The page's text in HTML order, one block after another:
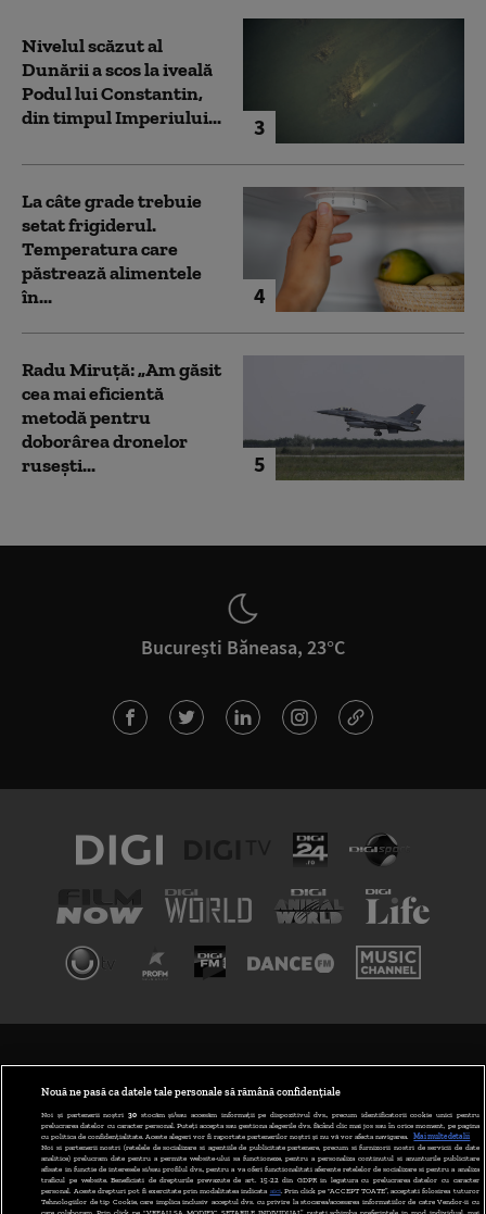
3
Nivelul scăzut al
Dunării a scos la iveală
Podul lui Constantin,
din timpul Imperiului...
4
La câte grade trebuie
setat frigiderul.
Temperatura care
păstrează alimentele
în...
5
Radu Miruță: „Am găsit
cea mai eficientă
metodă pentru
doborârea dronelor
rusești...
București Băneasa, 23°C
ABONARE DIGI TV
GESTIONAȚI PREFERINȚELE
CODUL DIGI24
Nouă ne pasă ca datele tale personale să rămână confidențiale
Noi și partenerii noștri 30stocăm și/sau accesăm informații pe dispozitivul dvs., precum identificatorii cookie unici pentru
prelucrarea datelor cu caracter personal. Puteți accepta sau gestiona alegerile dvs. făcând clic mai jos sau în orice moment, pe pagina
cu politica de confidențialitate. Aceste alegeri vor fi raportate partenerilor noștri și nu vă vor afecta navigarea.
Mai multe detalii
Noi si partenerii nostri (retelele de socializare si agentiile de publicitate partenere, precum si furnizorii nostri de servicii de date
analitice) prelucram date pentru a permite website-ului sa functioneze, pentru a personaliza continutul si anunturile publicitare
afisate in functie de interesele si/sau profilul dvs., pentru a va oferi functionalitati aferente retelelor de socializare si pentru a analiza
traficul pe website. Beneficiati de drepturile prevazute de art. 15-22 din GDPR in legatura cu prelucrarea datelor cu caracter
personal. Aceste drepturi pot fi exercitate prin modalitatea indicata aici. Prin click pe “ACCEPT TOATE”, acceptati folosirea tuturor
Tehnologiilor de tip Cookie, care implica inclusiv acceptul dvs. cu privire la stocarea/accesarea informatiilor de catre Vendor-ii cu